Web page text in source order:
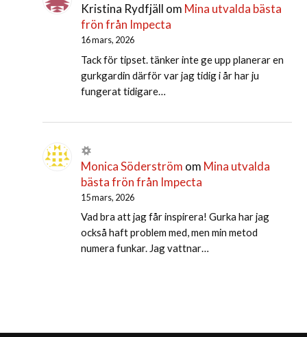
Kristina Rydfjäll om Mina utvalda bästa
frön från Impecta
16 mars, 2026
Tack för tipset. tänker inte ge upp planerar en
gurkgardin därför var jag tidig i år har ju
fungerat tidigare…
Monica Söderström om Mina utvalda
bästa frön från Impecta
15 mars, 2026
Vad bra att jag får inspirera! Gurka har jag
också haft problem med, men min metod
numera funkar. Jag vattnar…